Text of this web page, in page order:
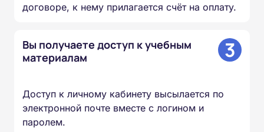
договоре, к нему прилагается счёт на оплату.
Вы получаете доступ к учебным
материалам
3
Доступ к личному кабинету высылается по
электронной почте вместе с логином и
паролем.